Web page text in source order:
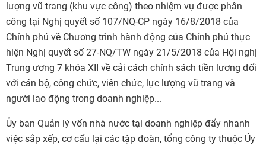
lượng vũ trang (khu vực công) theo nhiệm vụ được phân
công tại Nghị quyết số 107/NQ-CP ngày 16/8/2018 của
Chính phủ về Chương trình hành động của Chính phủ thực
hiện Nghị quyết số 27-NQ/TW ngày 21/5/2018 của Hội nghị
Trung ương 7 khóa XII về cải cách chính sách tiền lương đối
với cán bộ, công chức, viên chức, lực lượng vũ trang và
người lao động trong doanh nghiệp...
Ủy ban Quản lý vốn nhà nước tại doanh nghiệp đẩy nhanh
việc sắp xếp, cơ cấu lại các tập đoàn, tổng công ty thuộc Ủy